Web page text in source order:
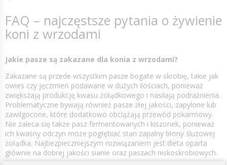
FAQ – najczęstsze pytania o żywienie
koni z wrzodami
Jakie pasze są zakazane dla konia z wrzodami?
Zakazane są przede wszystkim pasze bogate w skrobię, takie jak
owies czy jęczmień podawane w dużych ilościach, ponieważ
zwiększają produkcję kwasu żołądkowego i nasilają podrażnienia.
Problematyczne bywają również pasze złej jakości, zapylone lub
zawilgocone, które dodatkowo obciążają przewód pokarmowy.
Nie zaleca się także pasz fermentowanych i kiszonek, ponieważ
ich kwaśny odczyn może pogłębiać stan zapalny błony śluzowej
żołądka. Najbezpieczniejszym rozwiązaniem jest dieta oparta
głównie na dobrej jakości sianie oraz paszach niskoskrobiowych.